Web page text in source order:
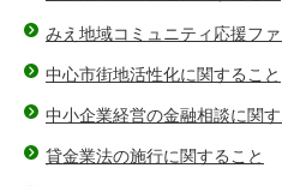
みえ地域コミュニティ応援フ
中心市街地活性化に関すること
中小企業経営の金融相談に関す
貸金業法の施行に関すること